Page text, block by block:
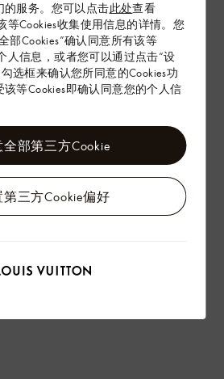
服务。您可以点击此处查看
等Cookies收集使用信息的详情。您
部Cookies”确认同意所有该等
人信息，或者您可以通过点击“设
选框来确认您所同意的Cookies功
等Cookies即确认同意您的个人信
第三方Cookie偏好
全部第三方Cookie